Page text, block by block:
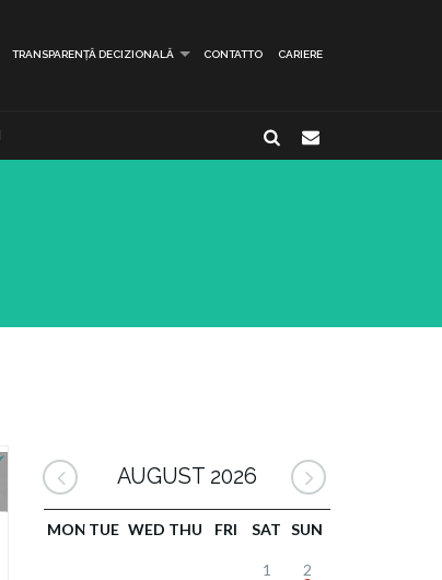
TRANSPARENȚĂ DECIZIONALĂ CONTATTO CARIERE
AUGUST 2026
MON TUE WED THU FRI SAT SUN
1 2